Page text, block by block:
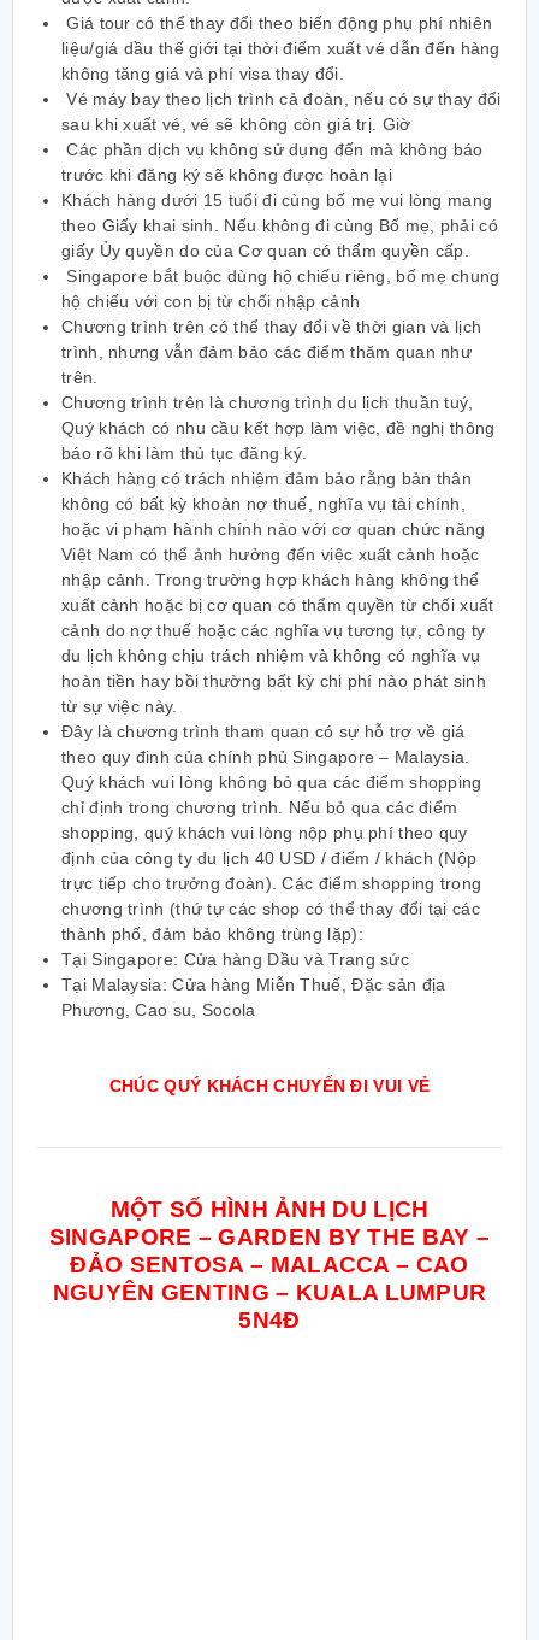
Giá tour có thể thay đổi theo biến động phụ phí nhiên
liệu/giá dầu thế giới tại thời điểm xuất vé dẫn đến hàng
không tăng giá và phí visa thay đổi.
Vé máy bay theo lịch trình cả đoàn, nếu có sự thay đổi
sau khi xuất vé, vé sẽ không còn giá trị. Giờ
Các phần dịch vụ không sử dụng đến mà không báo
trước khi đăng ký sẽ không được hoàn lại
Khách hàng dưới 15 tuổi đi cùng bố mẹ vui lòng mang
theo Giấy khai sinh. Nếu không đi cùng Bố mẹ, phải có
giấy Ủy quyền do của Cơ quan có thẩm quyền cấp.
Singapore bắt buộc dùng hộ chiếu riêng, bố mẹ chung
hộ chiếu với con bị từ chối nhập cảnh
Chương trình trên có thể thay đổi về thời gian và lịch
trình, nhưng vẫn đảm bảo các điểm thăm quan như
trên.
Chương trình trên là chương trình du lịch thuần tuý,
Quý khách có nhu cầu kết hợp làm việc, đề nghị thông
báo rõ khi làm thủ tục đăng ký.
Khách hàng có trách nhiệm đảm bảo rằng bản thân
không có bất kỳ khoản nợ thuế, nghĩa vụ tài chính,
hoặc vi phạm hành chính nào với cơ quan chức năng
Việt Nam có thể ảnh hưởng đến việc xuất cảnh hoặc
nhập cảnh. Trong trường hợp khách hàng không thể
xuất cảnh hoặc bị cơ quan có thẩm quyền từ chối xuất
cảnh do nợ thuế hoặc các nghĩa vụ tương tự, công ty
du lịch không chịu trách nhiệm và không có nghĩa vụ
hoàn tiền hay bồi thường bất kỳ chi phí nào phát sinh
từ sự việc này.
Đây là chương trình tham quan có sự hỗ trợ về giá
theo quy đinh của chính phủ Singapore – Malaysia.
Quý khách vui lòng không bỏ qua các điểm shopping
chỉ định trong chương trình. Nếu bỏ qua các điểm
shopping, quý khách vui lòng nộp phụ phí theo quy
định của công ty du lịch 40 USD / điểm / khách (Nộp
trực tiếp cho trưởng đoàn). Các điểm shopping trong
chương trình (thứ tự các shop có thể thay đổi tại các
thành phố,đảm bảo không trùng lặp):
Tại Singapore: Cửa hàng Dầu và Trang sức
Tại Malaysia: Cửa hàng Miễn Thuế, Đặc sản địa
Phương, Cao su, Socola
CHÚC QUÝ KHÁCH CHUYẾN ĐI VUI VẺ
MỘT SỐ HÌNH ẢNH DU LỊCH
SINGAPORE – GARDEN BY THE BAY –
ĐẢO SENTOSA – MALACCA – CAO
NGUYÊN GENTING – KUALA LUMPUR
5N4Đ